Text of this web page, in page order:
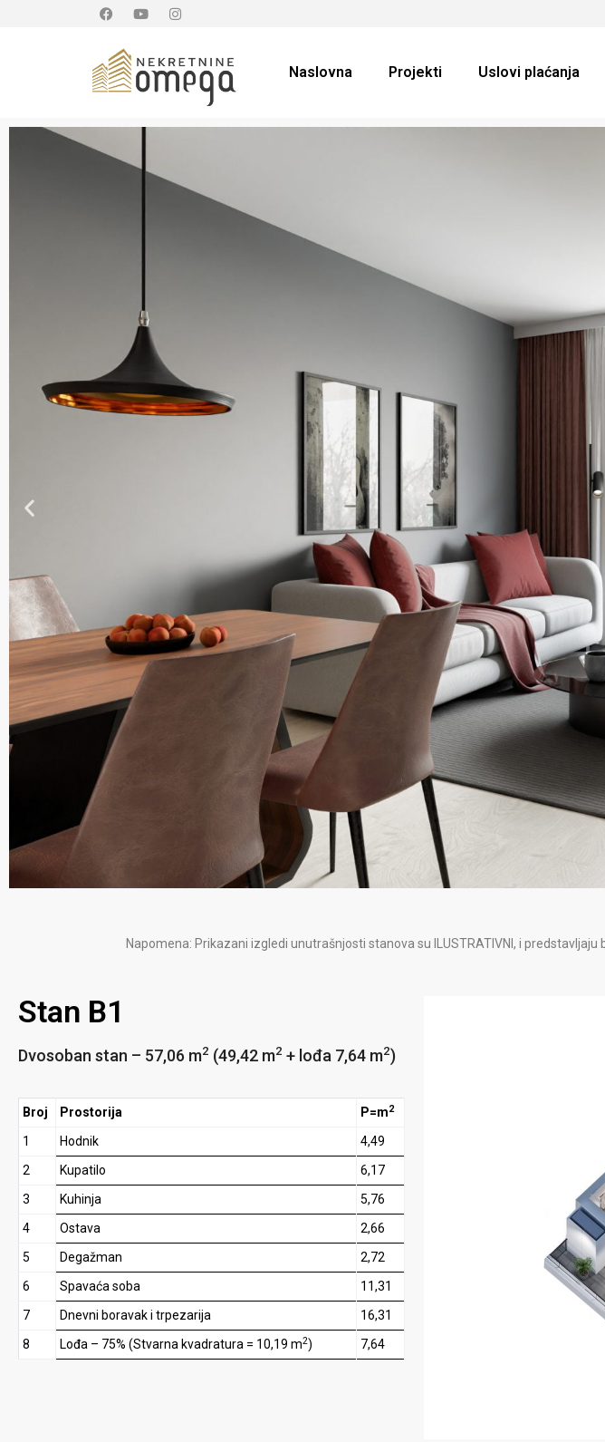
Naslovna Projekti Uslovi plaćanja
Napomena: Prikazani izgledi unutrašnjosti stanova su ILUSTRATIVNI, i
Stan B1
Dvosoban stan – 57,06 m2 (49,42 m2 + lođa 7,64 m2)
Broj Prostorija P=m2
1 Hodnik
4,49
2
Kupatilo
6,17
3
Kuhinja
5,76
4
Ostava
2,66
5
Degažman
2,72
6
Spavaća soba
11,31
7
Dnevni boravak i trpezarija
16,31
8
Lođa – 75% (Stvarna kvadratura = 10,19 m2) 7,64